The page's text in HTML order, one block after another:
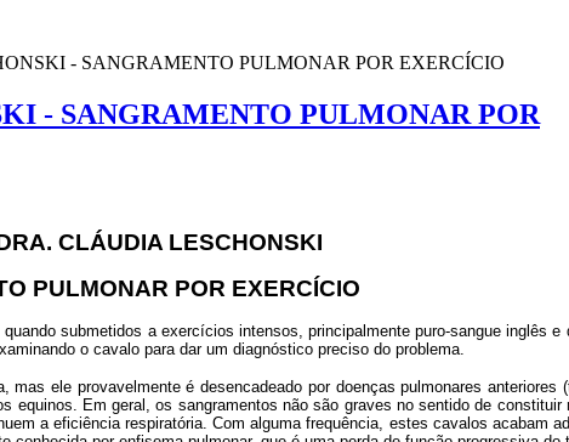
- SANGRAMENTO PULMONAR POR EXERCÍCIO
- SANGRAMENTO PULMONAR POR
CLÁUDIA LESCHONSKI
PULMONAR POR EXERCÍCIO
submetidos a exercícios intensos, principalmente puro-sangue inglês e
o cavalo para dar um diagnóstico preciso do problema.
mas ele provavelmente é desencadeado por doenças pulmonares anteriores
equinos. Em geral, os sangramentos não são graves no sentido de constituir
a eficiência respiratória. Com alguma frequência, estes cavalos acabam